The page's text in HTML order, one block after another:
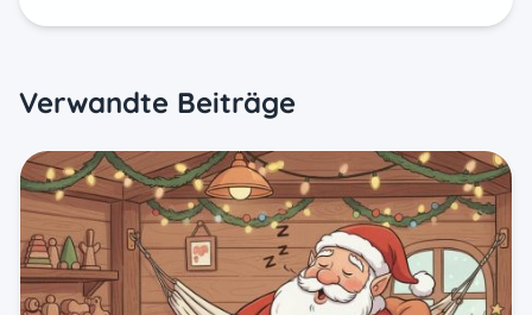
Verwandte Beiträge